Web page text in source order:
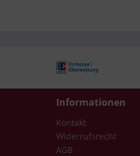
Informationen
Kontakt
Widerrufsrecht
AGB